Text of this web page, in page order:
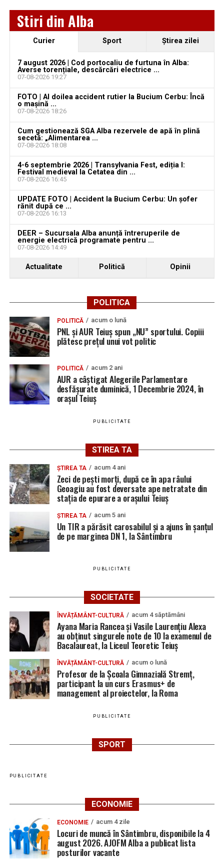
august 2026. AJOFM Alba a publicat lista posturilor
vacante
Locuri de muncă în Galda de Jos, disponibile la 4
vacante
Locuri de muncă în Teiuș, disponibile la 4 august
2026. AJOFM Alba a publicat lista posturilor
vacante
Bărbat de 30 de ani din Galda de Jos, reținut după
ce și-ar fi agresat și violat partenera
Stiri din Alba
Curier Sport Ştirea zilei
7 august 2026 | Cod portocaliu de furtuna în Alba:
Averse torențiale, descărcări electrice ...
07-08-2026 19:27
FOTO | Al doilea accident rutier la Bucium Cerbu: Încă
o mașină ...
07-08-2026 18:26
Cum gestionează SGA Alba rezervele de apă în plină
secetă: „Alimentarea ...
07-08-2026 18:08
4-6 septembrie 2026 | Transylvania Fest, ediția I:
Festival medieval la Cetatea din ...
07-08-2026 16:45
UPDATE FOTO | Accident la Bucium Cerbu: Un șofer
rănit după ce ...
07-08-2026 16:13
DEER – Sucursala Alba anunță întreruperile de
energie electrică programate pentru ...
07-08-2026 14:49
Actualitate Politică Opinii
POLITICA
POLITICĂ acum o lună
PNL și AUR Teiuș spun „NU” sportului. Copiii
plătesc prețul unui vot politic
POLITICĂ acum 2 ani
AUR a câștigat Alegerile Parlamentare
desfășurate duminică, 1 Decembrie 2024, în
orașul Teiuș
PUBLICITATE
STIREA TA
ȘTIREA TA acum 4 ani
Zeci de pești morți, după ce în apa râului
Geoagiu au fost deversate ape netratate din
stația de epurare a orașului Teiuș
ȘTIREA TA acum 5 ani
Un TIR a părăsit carosabilul și a ajuns în șanțul
de pe marginea DN 1, la Sântimbru
PUBLICITATE
SOCIETATE
ÎNVĂȚĂMÂNT-CULTURĂ acum 4 săptămâni
Ayana Maria Rancea și Vasile Laurențiu Alexa
au obținut singurele note de 10 la examenul de
Bacalaureat, la Liceul Teoretic Teiuș
ÎNVĂȚĂMÂNT-CULTURĂ acum o lună
Profesor de la Școala Gimnazială Stremț,
participant la un curs Erasmus+ de
management al proiectelor, la Roma
PUBLICITATE
SPORT
PUBLICITATE
ECONOMIE
ECONOMIE acum 4 zile
Locuri de muncă în Sântimbru, disponibile la 4
august 2026. AJOFM Alba a publicat lista
posturilor vacante